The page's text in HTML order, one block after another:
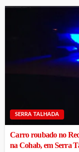
SERRA TALHADA
Carro roubado no
na Cohab, em Serra